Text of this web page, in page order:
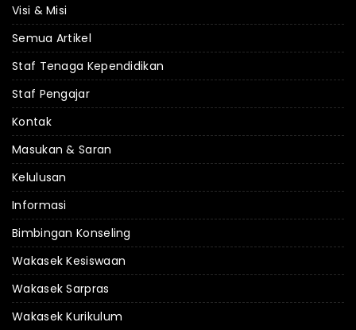
Visi & Misi
Semua Artikel
Staf Tenaga Kependidikan
Staf Pengajar
Kontak
Masukan & Saran
Kelulusan
Informasi
Bimbingan Konseling
Wakasek Kesiswaan
Wakasek Sarpras
Wakasek Kurikulum